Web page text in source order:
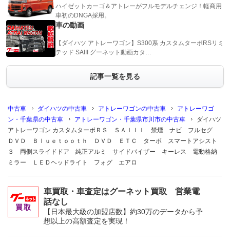
ハイゼットカーゴ＆アトレーがフルモデルチェンジ！軽商用
車初のDNGA採用。
車の動画
【ダイハツ アトレーワゴン】S300系 カスタムターボRSリミ
テッド SAIII グーネット動画カタ…
記事一覧を見る
中古車 ダイハツの中古車 アトレーワゴンの中古車
アトレーワゴ
ン・千葉県の中古車
アトレーワゴン・千葉県市川市の中古車
ダイハツ
アトレーワゴン カスタムターボＲＳ ＳＡＩＩＩ 禁煙 ナビ フルセグ
ＤＶＤ Ｂｌｕｅｔｏｏｔｈ ＤＶＤ ＥＴＣ ターボ スマートアシスト
３ 両側スライドドア 純正アルミ サイドバイザー キーレス 電動格納
ミラー ＬＥＤヘッドライト フォグ エアロ
車買取・車査定はグーネット買取 営業電
話なし
【日本最大級の加盟店数】約30万のデータから予
想以上の高額査定を実現！